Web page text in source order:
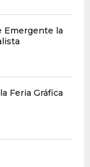
Emergente la
Feria Gráfica